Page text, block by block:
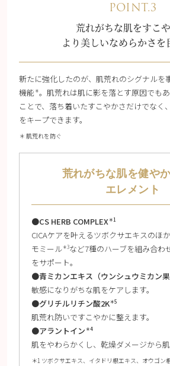
POINT.3
荒れがちな肌をすこ
より美しいなめらかさを
新たに強化したのが、肌荒れのシグナルを
機能＊。肌荒れは肌に影を落とす原因でも
ことで、落ち着いたすこやかさだけでなく
をキープできます。
＊ 肌荒れを防ぐ
荒れがちな肌を健や
エレメント
●CS HERB COMPLEX＊1
CICAケアを叶えるツボクサエキスのほ
モミール＊3など7種のハーブを組み合わ
をサポート。
●青ミカンエキス（ウンシュウミカン
敏感になりがちな肌をケアします。
●グリチルリチン酸2K＊5
肌荒れ防いですこやかに整えます。
●アラントイン＊4
肌をやわらかくし、乾燥ダメージから肌
＊1 ツボクサエキス、イタドリ根エキス、オウゴン